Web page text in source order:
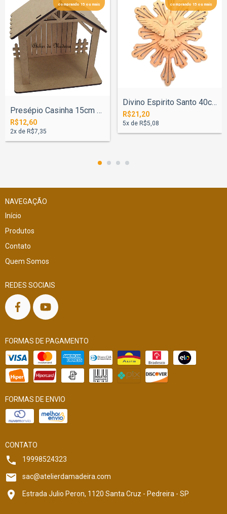
comprando 15 ou mais
Presépio Casinha 15cm Base 10x16cm
R$12,60
2x de R$7,35
comprando 15 ou mais
Divino Espirito Santo 40cm N°1
R$21,20
5x de R$5,08
NAVEGAÇÃO
Início
Produtos
Contato
Quem Somos
REDES SOCIAIS
FORMAS DE PAGAMENTO
FORMAS DE ENVIO
CONTATO
19998524323
sac@atelierdamadeira.com
Estrada Julio Peron, 1120 Santa Cruz - Pedreira - SP